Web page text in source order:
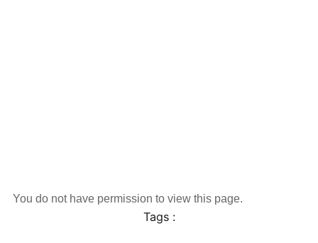
You do not have permission to view this page.
Tags :